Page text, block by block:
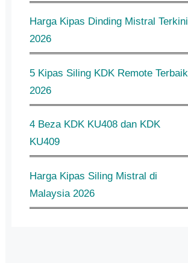
Harga Kipas Dinding Mistral Terkini
2026
5 Kipas Siling KDK Remote Terbaik
2026
4 Beza KDK KU408 dan KDK
KU409
Harga Kipas Siling Mistral di
Malaysia 2026